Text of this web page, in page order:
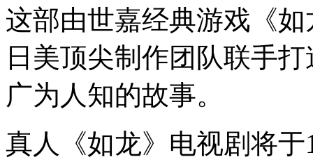
这部由世嘉经典游戏《
日美顶尖制作团队联手
广为人知的故事。
真人《如龙》电视剧将于